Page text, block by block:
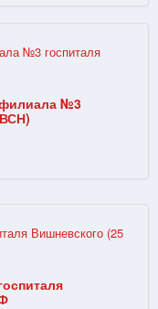
филиала №3